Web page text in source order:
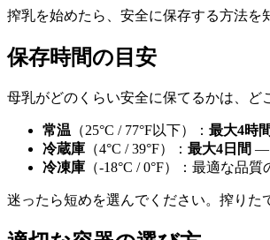
搾乳を始めたら、安全に保存する方法を
保存時間の目安
母乳がどのくらい安全に保てるかは、ど
常温 （25°C / 77°F以下）： 最大4時間
冷蔵庫 （4°C / 39°F）： 最大4日間 —
冷凍庫 （-18°C / 0°F）：最適な品
迷ったら短めを選んでください。搾りた